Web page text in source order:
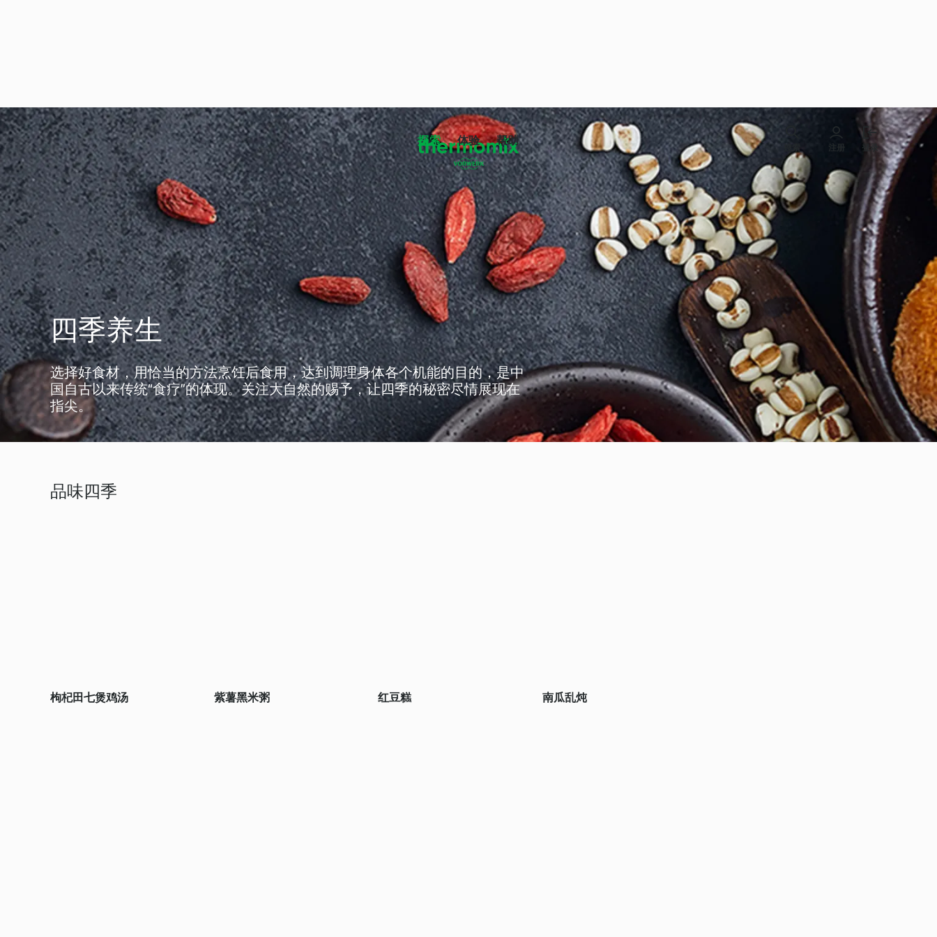
探索 体验 帮助
注册 登录
四季养生
选择好食材，用恰当的方法烹饪后食用，达到调理身体各个机能的目的，是中
国自古以来传统“食疗”的体现。关注大自然的赐予，让四季的秘密尽情展现在
指尖。
品味四季
枸杞田七煲鸡汤 紫薯黑米粥 红豆糕 南瓜乱炖